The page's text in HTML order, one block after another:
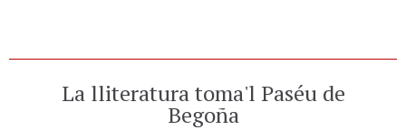
La lliteratura toma'l Paséu de
Begoña